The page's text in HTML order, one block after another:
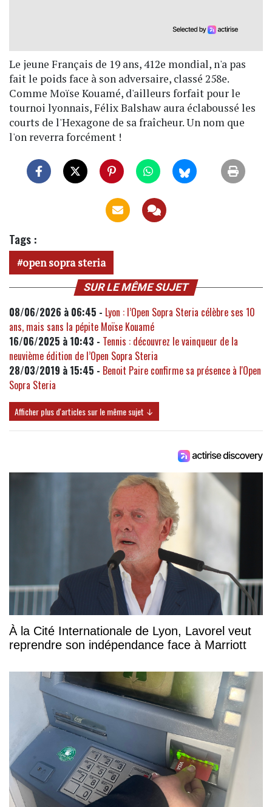
Le jeune Français de 19 ans, 412e mondial, n'a pas
fait le poids face à son adversaire, classé 258e.
Comme Moïse Kouamé, d'ailleurs forfait pour le
tournoi lyonnais, Félix Balshaw aura éclaboussé les
courts de l'Hexagone de sa fraîcheur. Un nom que
l'on reverra forcément !
Tags :
open sopra steria
SUR LE MÊME SUJET
08/06/2026 à 06:45 - Lyon : l’Open Sopra Steria célèbre ses 10
ans, mais sans la pépite Moïse Kouamé
16/06/2025 à 10:43 - Tennis : découvrez le vainqueur de la
neuvième édition de l’Open Sopra Steria
28/03/2019 à 15:45 - Benoit Paire confirme sa présence à l'Open
Sopra Steria
Afficher plus d'articles sur le même sujet ↓
À la Cité Internationale de Lyon, Lavorel veut
reprendre son indépendance face à Marriott